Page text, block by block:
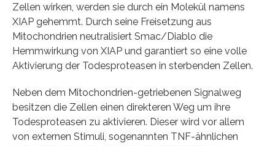
Zellen wirken, werden sie durch ein Molekül namens
XIAP gehemmt. Durch seine Freisetzung aus
Mitochondrien neutralisiert Smac/Diablo die
Hemmwirkung von XIAP und garantiert so eine volle
Aktivierung der Todesproteasen in sterbenden Zellen.
Neben dem Mitochondrien-getriebenen Signalweg
besitzen die Zellen einen direkteren Weg um ihre
Todesproteasen zu aktivieren. Dieser wird vor allem
von externen Stimuli, sogenannten TNF-ähnlichen